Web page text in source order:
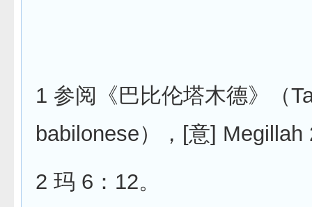
1 参阅《巴比伦塔木德》（
babilonese），[意] Megillah
2 玛 6：12。